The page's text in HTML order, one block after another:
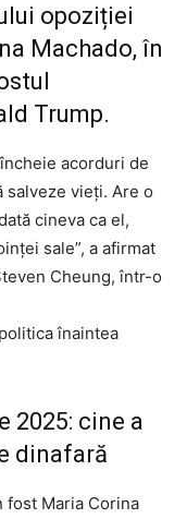
opoziției
Machado, în
Trump.
acorduri de
salveze vieţi. Are o
cineva ca el,
sale”, a afirmat
Cheung, într-o
înaintea
2025: cine a
dinafară
fost Maria Corina